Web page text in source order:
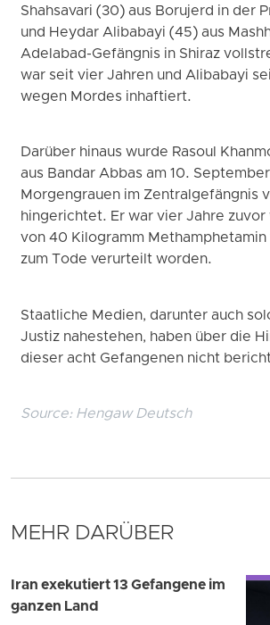
Shahsavari (30) aus Borujerd in der
und Heydar Alibabayi (45) aus
Adelabad-Gefängnis in Shiraz
war seit vier Jahren und Alibabayi
wegen Mordes inhaftiert.
Darüber hinaus wurde Rasoul
aus Bandar Abbas am 10.
Morgengrauen im Zentralgefängnis
hingerichtet. Er war vier Jahre
von 40 Kilogramm
zum Tode verurteilt worden.
Staatliche Medien, darunter auch
Justiz nahestehen, haben über die
dieser acht Gefangenen nicht
Source: Hengaw Deutsch
MEHR DARÜBER
Iran exekutiert 13 Gefangene im
ganzen Land